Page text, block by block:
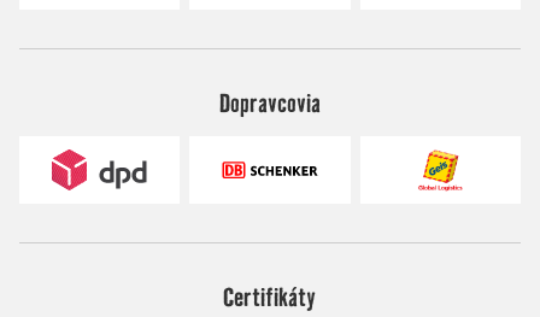
Dopravcovia
Certifikáty